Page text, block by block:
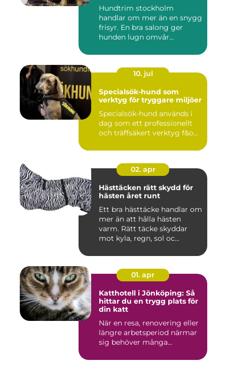
Hundtrim stockholm
handlar om mer än en snygg
frisyr. En bra salong ger
hunden lugn omvår...
10. jul
Specialsök-hund som
verktyg för tryggare miljöer
Specialsök-hund används i
dag som ett professionellt
och träffsäkert verktyg f&o...
02. apr
Hästtäcken rätt skydd för
hästen året runt
Ett bra hästtäcke handlar om
mer än att hålla hästen
varm. Rätt täcke skyddar
mot kyla, regn, sol oc...
01. apr
Katthotell i Jönköping: Så
hittar du en trygg plats för
din katt
När en resa, renovering eller
längre arbetsperiod närmar
sig behöver många...